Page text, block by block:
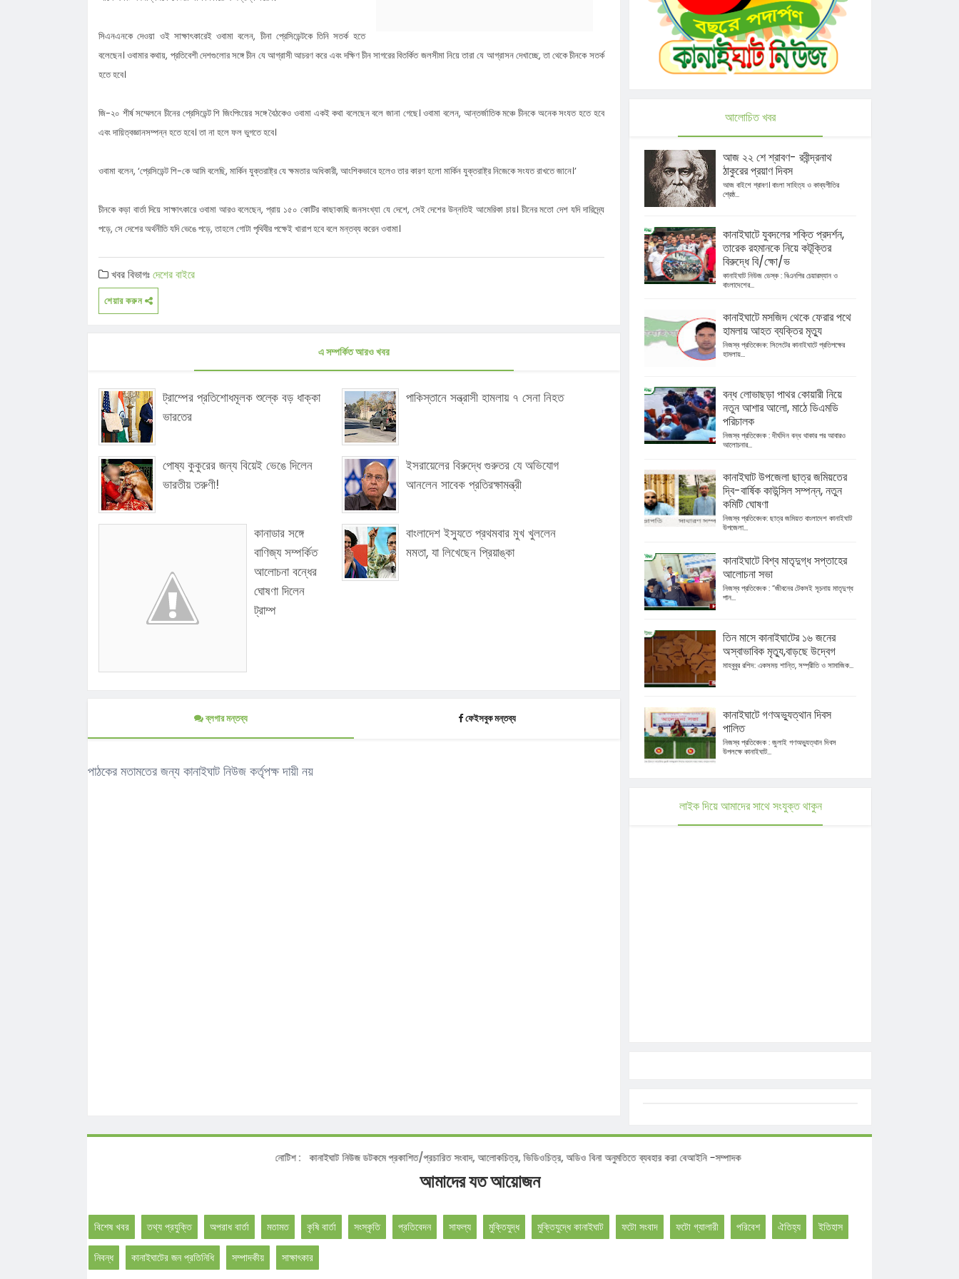
কানাইঘাটে যুবদলের শক্তি প্রদর্শন, তারেক রহমানকে
কানাইঘাট উপজেলা ছাত্র জমিয়তের দ্বি-বার্ষিক
কাউন্সিল সম্পন্ন, নতুন কমিটি ঘোষণা
কানাইঘাটে পথসভার মধ্যে হারাল নাহিদ ইসলাম ও তার
পিএসের মোবাইল
কানাইঘাটে মসজিদ থেকে ফেরার পথে হামলায় আহত
সিএনএনকে দেওয়া ওই সাক্ষাৎকারেই ওবামা বলেন, চীনা প্রেসিডেন্টকে তিনি সতর্ক হতে
বলেছেন। ওবামার কথায়, প্রতিবেশী দেশগুলোর সঙ্গে চীন যে আগ্রাসী আচরণ করে এবং দক্ষিণ চীন সাগরের বিতর্কিত জলসীমা নিয়ে তারা যে আগ্রাসন দেখাচ্ছে, তা থেকে চীনকে সতর্ক
হতে হবে।
জি-২০ শীর্ষ সম্মেলনে চীনের প্রেসিডেন্ট শি জিংপিংয়ের সঙ্গে বৈঠকেও ওবামা একই কথা বলেছেন বলে জানা গেছে। ওবামা বলেন, আন্তর্জাতিক মঞ্চে চীনকে অনেক সংযত হতে হবে
এবং দায়িত্বজ্ঞানসম্পন্ন হতে হবে। তা না হলে ফল ভুগতে হবে।
ওবামা বলেন, ‘প্রেসিডেন্ট শি-কে আমি বলেছি, মার্কিন যুক্তরাষ্ট্র যে ক্ষমতার অধিকারী, আংশিকভাবে হলেও তার কারণ হলো মার্কিন যুক্তরাষ্ট্র নিজেকে সংযত রাখতে জানে।’
চীনকে কড়া বার্তা দিয়ে সাক্ষাৎকারে ওবামা আরও বলেছেন, প্রায় ১৫০ কোটির কাছাকাছি জনসংখ্যা যে দেশে, সেই দেশের উন্নতিই আমেরিকা চায়। চীনের মতো দেশ যদি দারিদ্র্যে
পড়ে, সে দেশের অর্থনীতি যদি ভেঙে পড়ে, তাহলে গোটা পৃথিবীর পক্ষেই খারাপ হবে বলে মন্তব্য করেন ওবামা।
খবর বিভাগঃদেশের বাইরে
শেয়ার করুন
এ সম্পর্কিত আরও খবর
ট্রাম্পের প্রতিশোধমূলক শুল্কে বড় ধাক্কা
ভারতের
পাকিস্তানে সন্ত্রাসী হামলায় ৭ সেনা নিহত
পোষ্য কুকুরের জন্য বিয়েই ভেঙে দিলেন
ভারতীয় তরুণী!
ইসরায়েলের বিরুদ্ধে গুরুতর যে অভিযোগ
আনলেন সাবেক প্রতিরক্ষামন্ত্রী
কানাডার সঙ্গে
বাণিজ্য সম্পর্কিত
আলোচনা বন্ধের
ঘোষণা দিলেন
ট্রাম্প
বাংলাদেশ ইস্যুতে প্রথমবার মুখ খুললেন
মমতা, যা লিখেছেন প্রিয়াঙ্কা
ব্লগার মন্তব্য ফেইসবুক মন্তব্য
পাঠকের মতামতের জন্য কানাইঘাট নিউজ কর্তৃপক্ষ দায়ী নয়
আলোচিত খবর
আজ ২২ শে শ্রাবণ- রবীন্দ্রনাথ
ঠাকুরের প্রয়াণ দিবস
আজ বাইশে শ্রাবণ। বাংলা সাহিত্য ও কাব্যগীতির
শ্রেষ্ঠ...
কানাইঘাটে যুবদলের শক্তি প্রদর্শন,
তারেক রহমানকে নিয়ে কটূক্তির
বিরুদ্ধে বি/ক্ষো/ভ
কানাইঘাট নিউজ ডেস্ক : বিএনপির চেয়ারম্যান ও
বাংলাদেশের...
কানাইঘাটে মসজিদ থেকে ফেরার পথে
হামলায় আহত ব্যক্তির মৃত্যু
নিজস্ব প্রতিবেদক: সিলেটের কানাইঘাটে প্রতিপক্ষের
হামলায়...
বন্ধ লোভাছড়া পাথর কোয়ারী নিয়ে
নতুন আশার আলো, মাঠে ডিএমডি
পরিচালক
নিজস্ব প্রতিবেদক : দীর্ঘদিন বন্ধ থাকার পর আবারও
আলোচনার...
কানাইঘাট উপজেলা ছাত্র জমিয়তের
দ্বি-বার্ষিক কাউন্সিল সম্পন্ন, নতুন
কমিটি ঘোষণা
নিজস্ব প্রতিবেদক: ছাত্র জমিয়ত বাংলাদেশ কানাইঘাট
উপজেলা...
কানাইঘাটে বিশ্ব মাতৃদুগ্ধ সপ্তাহের
আলোচনা সভা
নিজস্ব প্রতিবেদক : “জীবনের টেকসই সূচনায় মাতৃদুগ্ধ
পান...
তিন মাসে কানাইঘাটের ১৬ জনের
অস্বাভাবিক মৃত্যু,বাড়ছে উদ্বেগ
মাহবুবুর রশিদ: একসময় শান্তি, সম্প্রীতি ও সামাজিক...
কানাইঘাটে গণঅভ্যুত্থান দিবস
পালিত
নিজস্ব প্রতিবেদক : জুলাই গণঅভ্যুত্থান দিবস
উপলক্ষে কানাইঘাট...
লাইক দিয়ে আমাদের সাথে সংযুক্ত থাকুন
নোটিশ :কানাইঘাট নিউজ ডটকমে প্রকাশিত/প্রচারিত সংবাদ, আলোকচিত্র, ভিডিওচিত্র, অডিও বিনা অনুমতিতে ব্যবহার করা বেআইনি -সম্পাদক
আমাদের যত আয়োজন
বিশেষ খবর তথ্য প্রযুক্তি অপরাধ বার্তা মতামত কৃষি বার্তা সংস্কৃতি প্রতিবেদন সাফল্য মুক্তিযুদ্ধ মুক্তিযুদ্ধে কানাইঘাট ফটো সংবাদ ফটো গ্যালারী পরিবেশ ঐতিহ্য ইতিহাস
নিবন্ধ কানাইঘাটের জন প্রতিনিধি সম্পাদকীয়
সাক্ষাৎকার